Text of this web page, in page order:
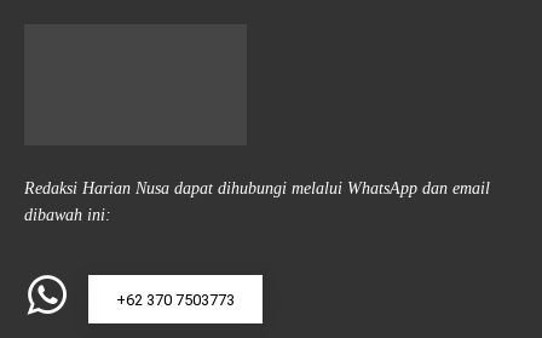
Redaksi Harian Nusa dapat dihubungi melalui WhatsApp dan email
dibawah ini:
+62 370 7503773